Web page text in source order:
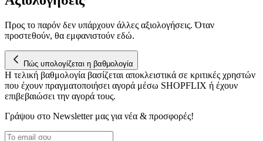
διεύθυνση IP σας, χρησιμοποιώντας τεχνολογία όπως cookies
στη συσκευή σας, με σκοπό την προβολή εξατομικευμένων
διαφημίσεων και περιεχομένου, τις μετρήσεις σχετικά με
διαφημίσεις και περιεχόμενο, την καλύτερη εικόνα του κοινού
μας και την ανάπτυξη προϊόντων. Επίσης, κοινοποιούμε
πληροφορίες σχετικά με την από μέρους σας χρήση της
τοποθεσίας μας στους συνεργάτες μέσων κοινωνικής
δικτύωσης, διαφημίσεων και ανάλυσης.
Προς το παρόν δεν υπάρχουν άλλες αξιολογήσεις. Όταν
προστεθούν, θα εμφανιστούν εδώ.
Πώς υπολογίζεται η βαθμολογία
Η τελική βαθμολογία βασίζεται αποκλειστικά σε κριτικές χρηστών
που έχουν πραγματοποιήσει αγορά μέσω SHOPFLIX ή έχουν
επιβεβαιώσει την αγορά τους.
Γράψου στο Νewsletter μας για νέα & προσφορές!